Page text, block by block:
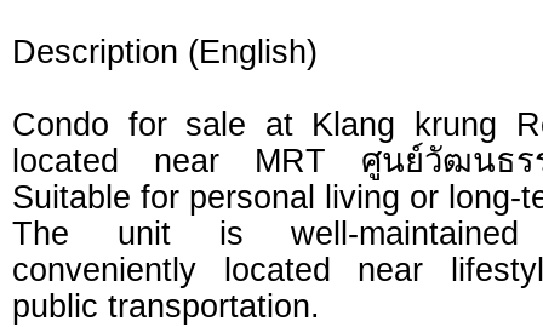
Description (English)
Condo for sale at Klang krung
located near MRT ศูนย์วัฒนธรร
Suitable for personal living or long-
The unit is well-maintained
conveniently located near
public transportation.